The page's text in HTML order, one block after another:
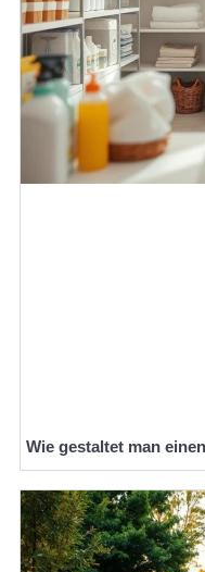
Wie gestaltet man